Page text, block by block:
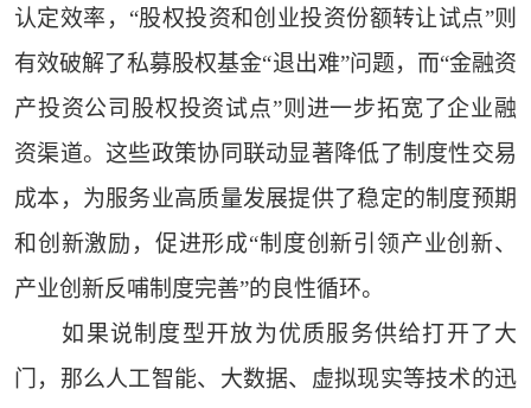
认定效率，“股权投资和创业投资份额转让试点”则
有效破解了私募股权基金“退出难”问题，而“金融资
产投资公司股权投资试点”则进一步拓宽了企业融
资渠道。这些政策协同联动显著降低了制度性交易
成本，为服务业高质量发展提供了稳定的制度预期
和创新激励，促进形成“制度创新引领产业创新、
产业创新反哺制度完善”的良性循环。
如果说制度型开放为优质服务供给打开了大
门，那么人工智能、大数据、虚拟现实等技术的迅